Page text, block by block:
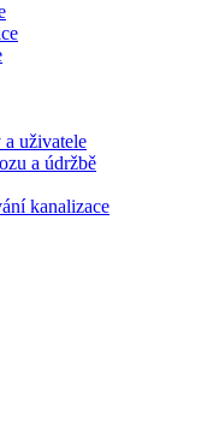
uživatele
a údržbě
kanalizace